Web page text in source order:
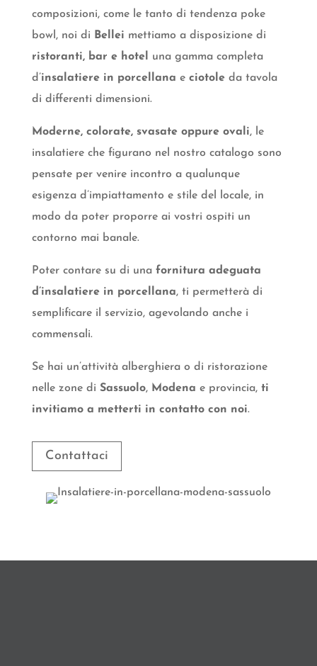
composizioni, come le tanto di tendenza poke
bowl, noi di
Bellei mettiamo a disposizione di
ristoranti, bar e hotel
una gamma completa
d’insalatiere in porcellana e ciotoleda tavola
di differenti dimensioni.
Moderne, colorate, svasate oppure ovali, le
insalatiere che figurano nel nostro catalogo sono
pensate per venire incontro a qualunque
esigenza d’impiattamento e stile del locale, in
modo da poter proporre ai vostri ospiti un
contorno mai banale.
Poter contare su di una fornitura adeguata
d’insalatiere in porcellana, ti permetterà di
semplificare il servizio, agevolando anche i
commensali.
Se hai un’attività alberghiera o di ristorazione
nelle zone di Sassuolo, Modena e provincia, ti
invitiamo a metterti in contatto con noi.
Contattaci